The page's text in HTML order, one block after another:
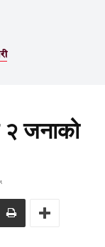
२ जनाको